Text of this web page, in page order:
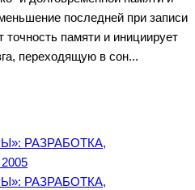
последней при записи
памяти и инициирует
переходящую в сон...
РАЗРАБОТКА,
РАЗРАБОТКА,